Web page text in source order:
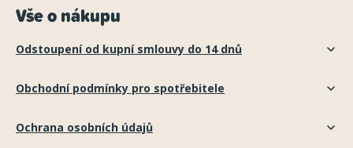
Vše o nákupu
Odstoupení od kupní smlouvy do 14 dnů
Obchodní podmínky pro spotřebitele
Ochrana osobních údajů